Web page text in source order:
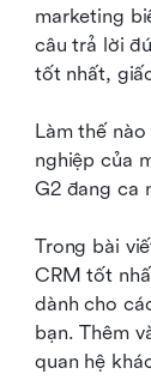
marketing
câu trả lời
tốt nhất,
Làm thế
nghiệp của
G2 đang ca
Trong bài
CRM tốt
dành cho
bạn. Thêm
quan hệ